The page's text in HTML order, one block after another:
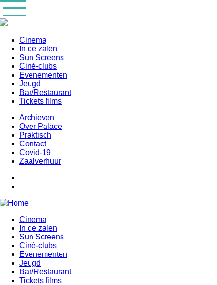
Overslaan
en
naar
inhoud
gaan
Main
navigation
Cinema
In de zalen
Sun Screens
Ciné-clubs
Evenementen
Jeugd
Bar/Restaurant
Tickets films
Archieven
Over Palace
Praktisch
Contact
Covid-19
Zaalverhuur
Cinema
In de zalen
Sun Screens
Ciné-clubs
Evenementen
Jeugd
Bar/Restaurant
Tickets films